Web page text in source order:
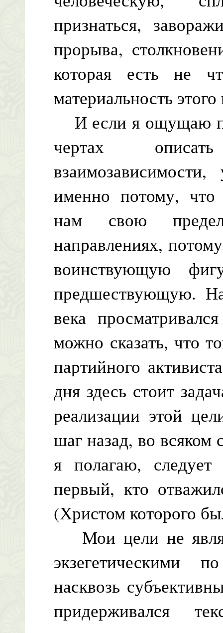
признаться,
прорыва,
которая есть не
материальность
И если я ощущаю
чертах
именно потому, что
нам свою
направлениях,
воинствующую
предшествующую.
века
можно сказать, что
партийного
дня здесь стоит
реализации этой
шаг назад, во всяком
я полагаю,
первый, кто
(Христом которого
Мои цели не
экзегетическими
насквозь
придерживался